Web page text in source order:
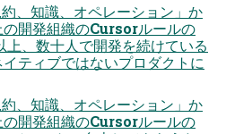
、知識、オペレーション」か
の開発組織のCursorルールの
上、数⼗⼈で開発を続けている
ティブではないプロダクトに
、知識、オペレーション」か
の開発組織のCursorルールの